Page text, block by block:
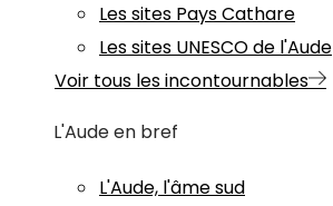
Les sites Pays Cathare
Les sites UNESCO de l'Aude
Voir tous les incontournables
L'Aude en bref
L'Aude, l'âme sud